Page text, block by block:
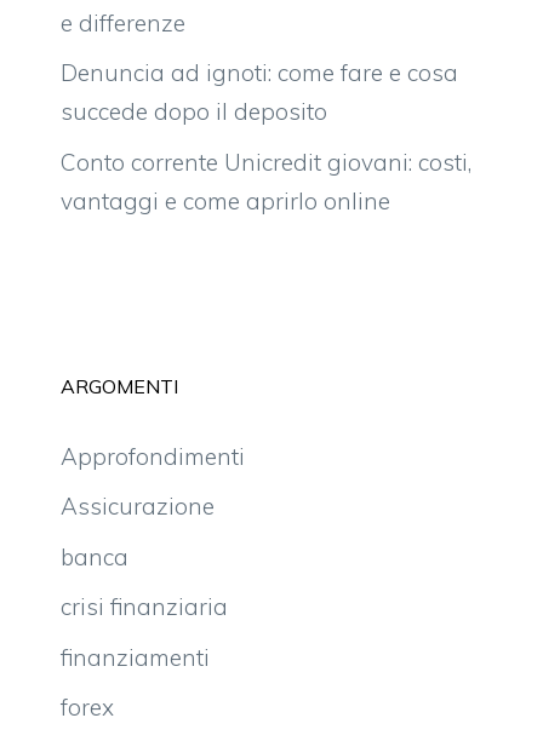
e differenze
Denuncia ad ignoti: come fare e cosa
succede dopo il deposito
Conto corrente Unicredit giovani: costi,
vantaggi e come aprirlo online
ARGOMENTI
Approfondimenti
Assicurazione
banca
crisi finanziaria
finanziamenti
forex